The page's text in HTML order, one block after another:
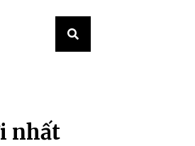
nhất